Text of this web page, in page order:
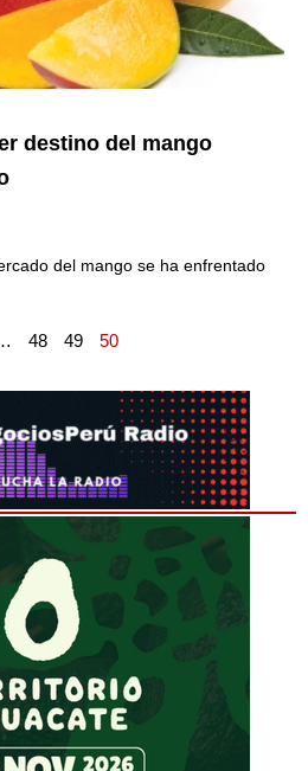
destino del mango
del mango se ha enfrentado
48 49 50